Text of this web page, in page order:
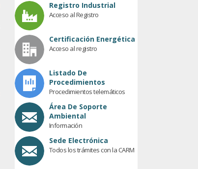
Registro Industrial
Acceso al Registro
Certificación Energética
Acceso al registro
Listado De
Procedimientos
Procedimientos telemáticos
Área De Soporte
Ambiental
Información
Sede Electrónica
Todos los trámites con la CARM